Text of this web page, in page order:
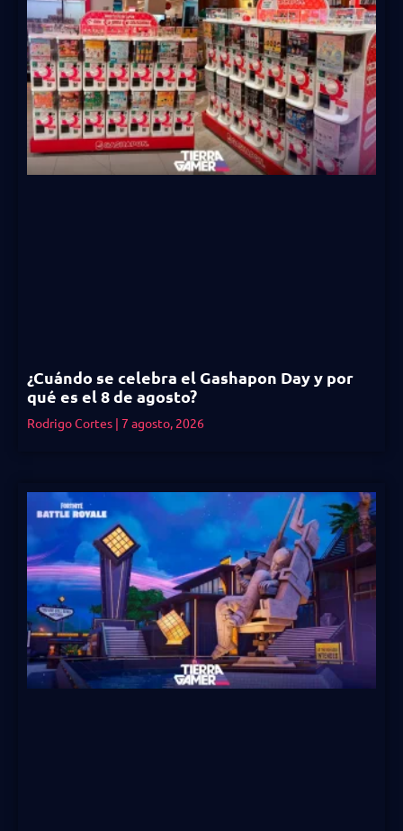
¿Cuándo se celebra el Gashapon Day y por
qué es el 8 de agosto?
Rodrigo Cortes 7 agosto, 2026